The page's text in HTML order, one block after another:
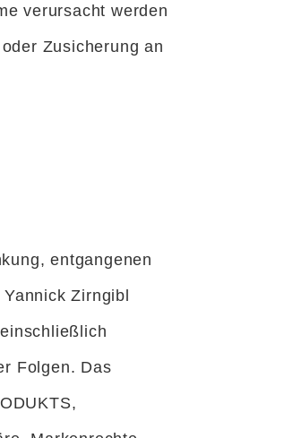
verursacht werden
Zusicherung an
entgangenen
Zirngibl
Folgen. Das